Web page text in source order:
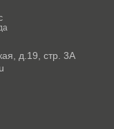
д.19, стр. 3А